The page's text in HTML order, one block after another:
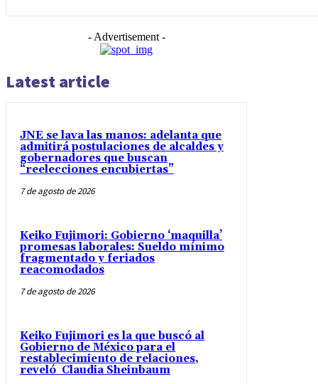
- Advertisement -
Latest article
JNE se lava las manos: adelanta que
admitirá postulaciones de alcaldes y
gobernadores que buscan
“reelecciones encubiertas”
7 de agosto de 2026
Keiko Fujimori: Gobierno ‘maquilla’
promesas laborales: Sueldo mínimo
fragmentado y feriados
reacomodados
7 de agosto de 2026
Keiko Fujimori es la que buscó al
Gobierno de México para el
restablecimiento de relaciones,
reveló Claudia Sheinbaum